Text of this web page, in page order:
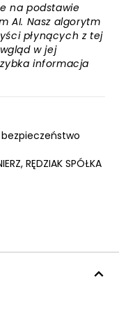
na podstawie
AI. Nasz algorytm
płynących z tej
w jej
informacja
RĘDZIAK SPÓŁKA